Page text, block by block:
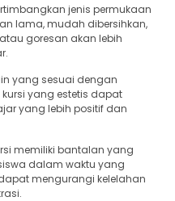
jenis permukaan
lama, mudah dibersihkan,
goresan akan lebih
yang sesuai dengan
yang estetis dapat
yang lebih positif dan
memiliki bantalan yang
dalam waktu yang
mengurangi kelelahan